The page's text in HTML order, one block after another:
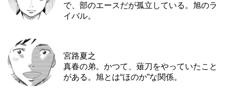
で、部のエースだが孤立している。旭のラ
イバル。
宮路夏之
真春の弟。かつて、薙刀をやっていたこと
がある。旭とは“ほのか”な関係。